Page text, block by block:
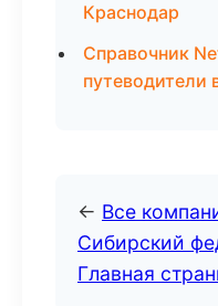
Краснодар
Справочник
путеводители
← Все
Сибирский
Главная